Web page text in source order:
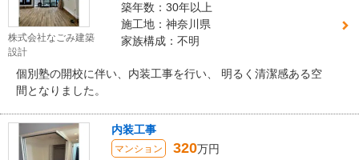
株式会社なごみ建築
設計
築年数：30年以上
施工地：神奈川県
家族構成：不明
個別塾の開校に伴い、内装工事を行い、 明るく清潔感ある空
間となりました。
内装工事
マンション 320万円